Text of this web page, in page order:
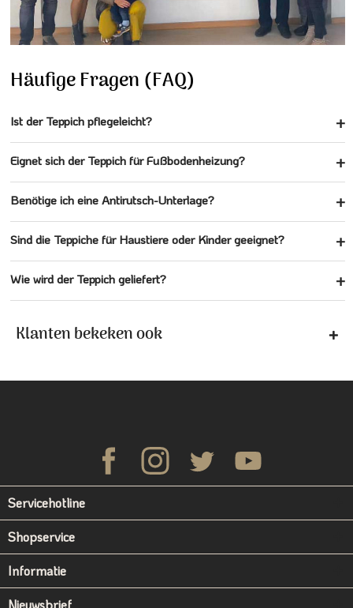
Häufige Fragen (FAQ)
Ist der Teppich pflegeleicht?
Eignet sich der Teppich für Fußbodenheizung?
Benötige ich eine Antirutsch-Unterlage?
Sind die Teppiche für Haustiere oder Kinder geeignet?
Wie wird der Teppich geliefert?
Klanten bekeken ook
Servicehotline
Shopservice
Informatie
Nieuwsbrief